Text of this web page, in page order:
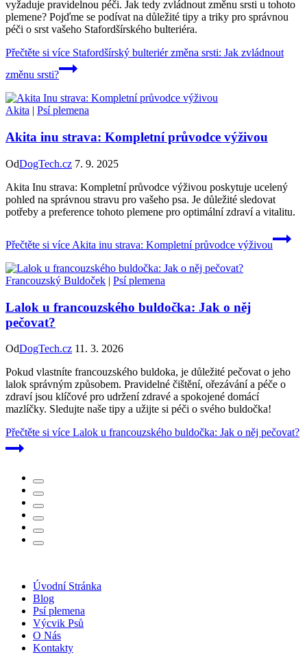
vyžaduje pravidelnou péči. Jak tedy zvládnout změnu srsti u tohoto
plemene? Pojďme se podívat na důležité tipy a triky pro správnou
péči o srst vašeho Stafordšírského bulteriéra.
Přečtěte si více Stafordšírský bulteriér změna srsti: Jak zvládnout
změnu srsti?
Akita | Psí plemena
Akita inu strava: Kompletní průvodce výživou
OdDogTech.cz 7. 9. 2025
Akita Inu strava: Kompletní průvodce výživou poskytuje ucelený
pohled na správnou stravu pro vašeho psa. Je důležité sledovat
potřeby a preference tohoto plemene pro optimální zdraví a vitalitu.
Přečtěte si více Akita inu strava: Kompletní průvodce výživou
Francouzský Buldoček | Psí plemena
Lalok u francouzského buldočka: Jak o něj
pečovat?
OdDogTech.cz 11. 3. 2026
Pokud vlastníte francouzského buldoka, je důležité pečovat o jeho
lalok správným způsobem. Pravidelné čištění, ořezávání a péče o
zdraví jsou klíčové pro udržení zdravé a spokojené domácí
mazlíčky. Sledujte naše tipy a užijte si péči o svého buldočka!
Přečtěte si více Lalok u francouzského buldočka: Jak o něj pečovat?
Úvodní Stránka
Blog
Psí plemena
Výcvik Psů
O Nás
Kontakty